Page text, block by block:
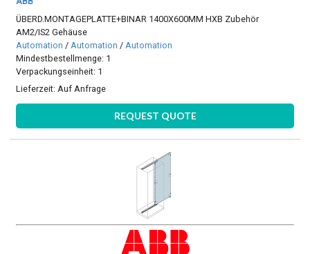
ÜBERD.MONTAGEPLATTE+BINAR 1400X600MM HXB Zubehör
AM2/IS2 Gehäuse
Automation / Automation / Automation
Mindestbestellmenge: 1
Verpackungseinheit: 1
Lieferzeit: Auf Anfrage
REQUEST QUOTE